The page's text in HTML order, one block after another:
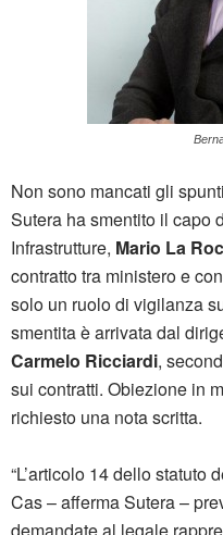
Non sono mancati gli
Sutera ha smentito il capo
Infrastrutture, Mario La
contratto tra ministero e
solo un ruolo di vigilanza
smentita è arrivata dal
Carmelo Ricciardi,
sui contratti. Obiezione in
richiesto una nota scritta.
“L’articolo 14 dello statuto
Cas – afferma Sutera –